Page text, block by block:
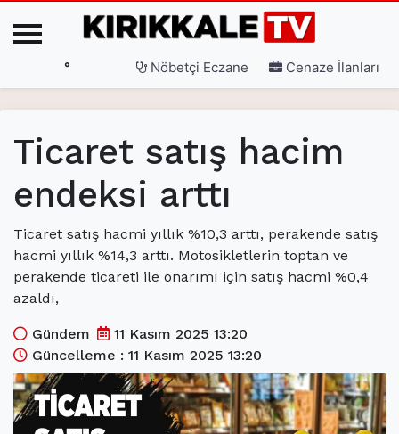
3. Sayfa(current)
Gündem(current)
Siyaset(current)
Eğitim (current)
Ekonomi
Spor(current)
Sağlık(current)
Kültür Sanat(current)
° Nöbetçi Eczane Cenaze İlanları
Ticaret satış hacim
endeksi arttı
Ticaret satış hacmi yıllık %10,3 arttı, perakende satış
hacmi yıllık %14,3 arttı. Motosikletlerin toptan ve
perakende ticareti ile onarımı için satış hacmi %0,4
azaldı,
Gündem
11 Kasım 2025 13:20
Güncelleme : 11 Kasım 2025 13:20